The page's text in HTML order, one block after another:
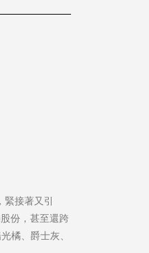
緊接著又引
份，甚至還跨
橘、爵士灰、